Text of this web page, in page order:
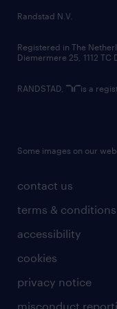
country websites
contact us
terms & conditions
accessibility
cookies
privacy notice
misconduct
Randstad N.V.
Registered in The
Diemermere 25, 1112 TC
RANDSTAD, is a
Some images on our